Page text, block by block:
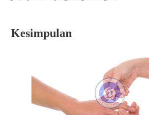
Kesimpulan